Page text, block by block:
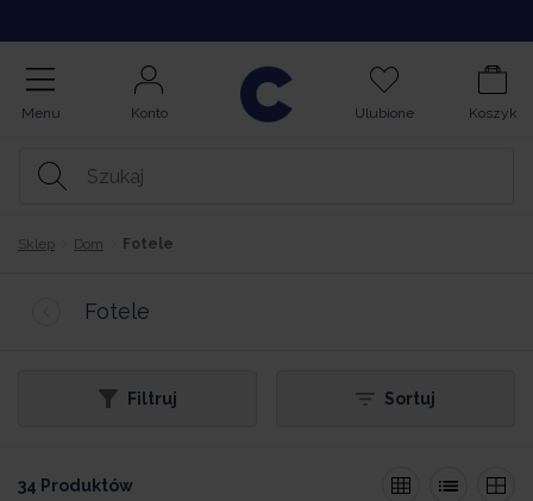
Menu Konto Ulubione Koszyk
Sklep Dom Fotele
Fotele
Filtruj Sortuj
34 Produktów